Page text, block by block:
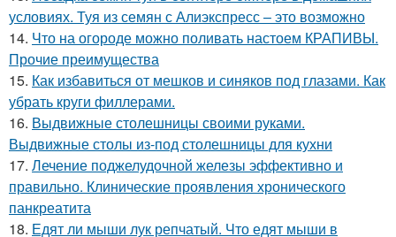
условиях. Туя из семян с Алиэкспресс – это возможно
14. Что на огороде можно поливать настоем КРАПИВЫ.
Прочие преимущества
15. Как избавиться от мешков и синяков под глазами. Как
убрать круги филлерами.
16. Выдвижные столешницы своими руками.
Выдвижные столы из-под столешницы для кухни
17. Лечение поджелудочной железы эффективно и
правильно. Клинические проявления хронического
панкреатита
18. Едят ли мыши лук репчатый. Что едят мыши в